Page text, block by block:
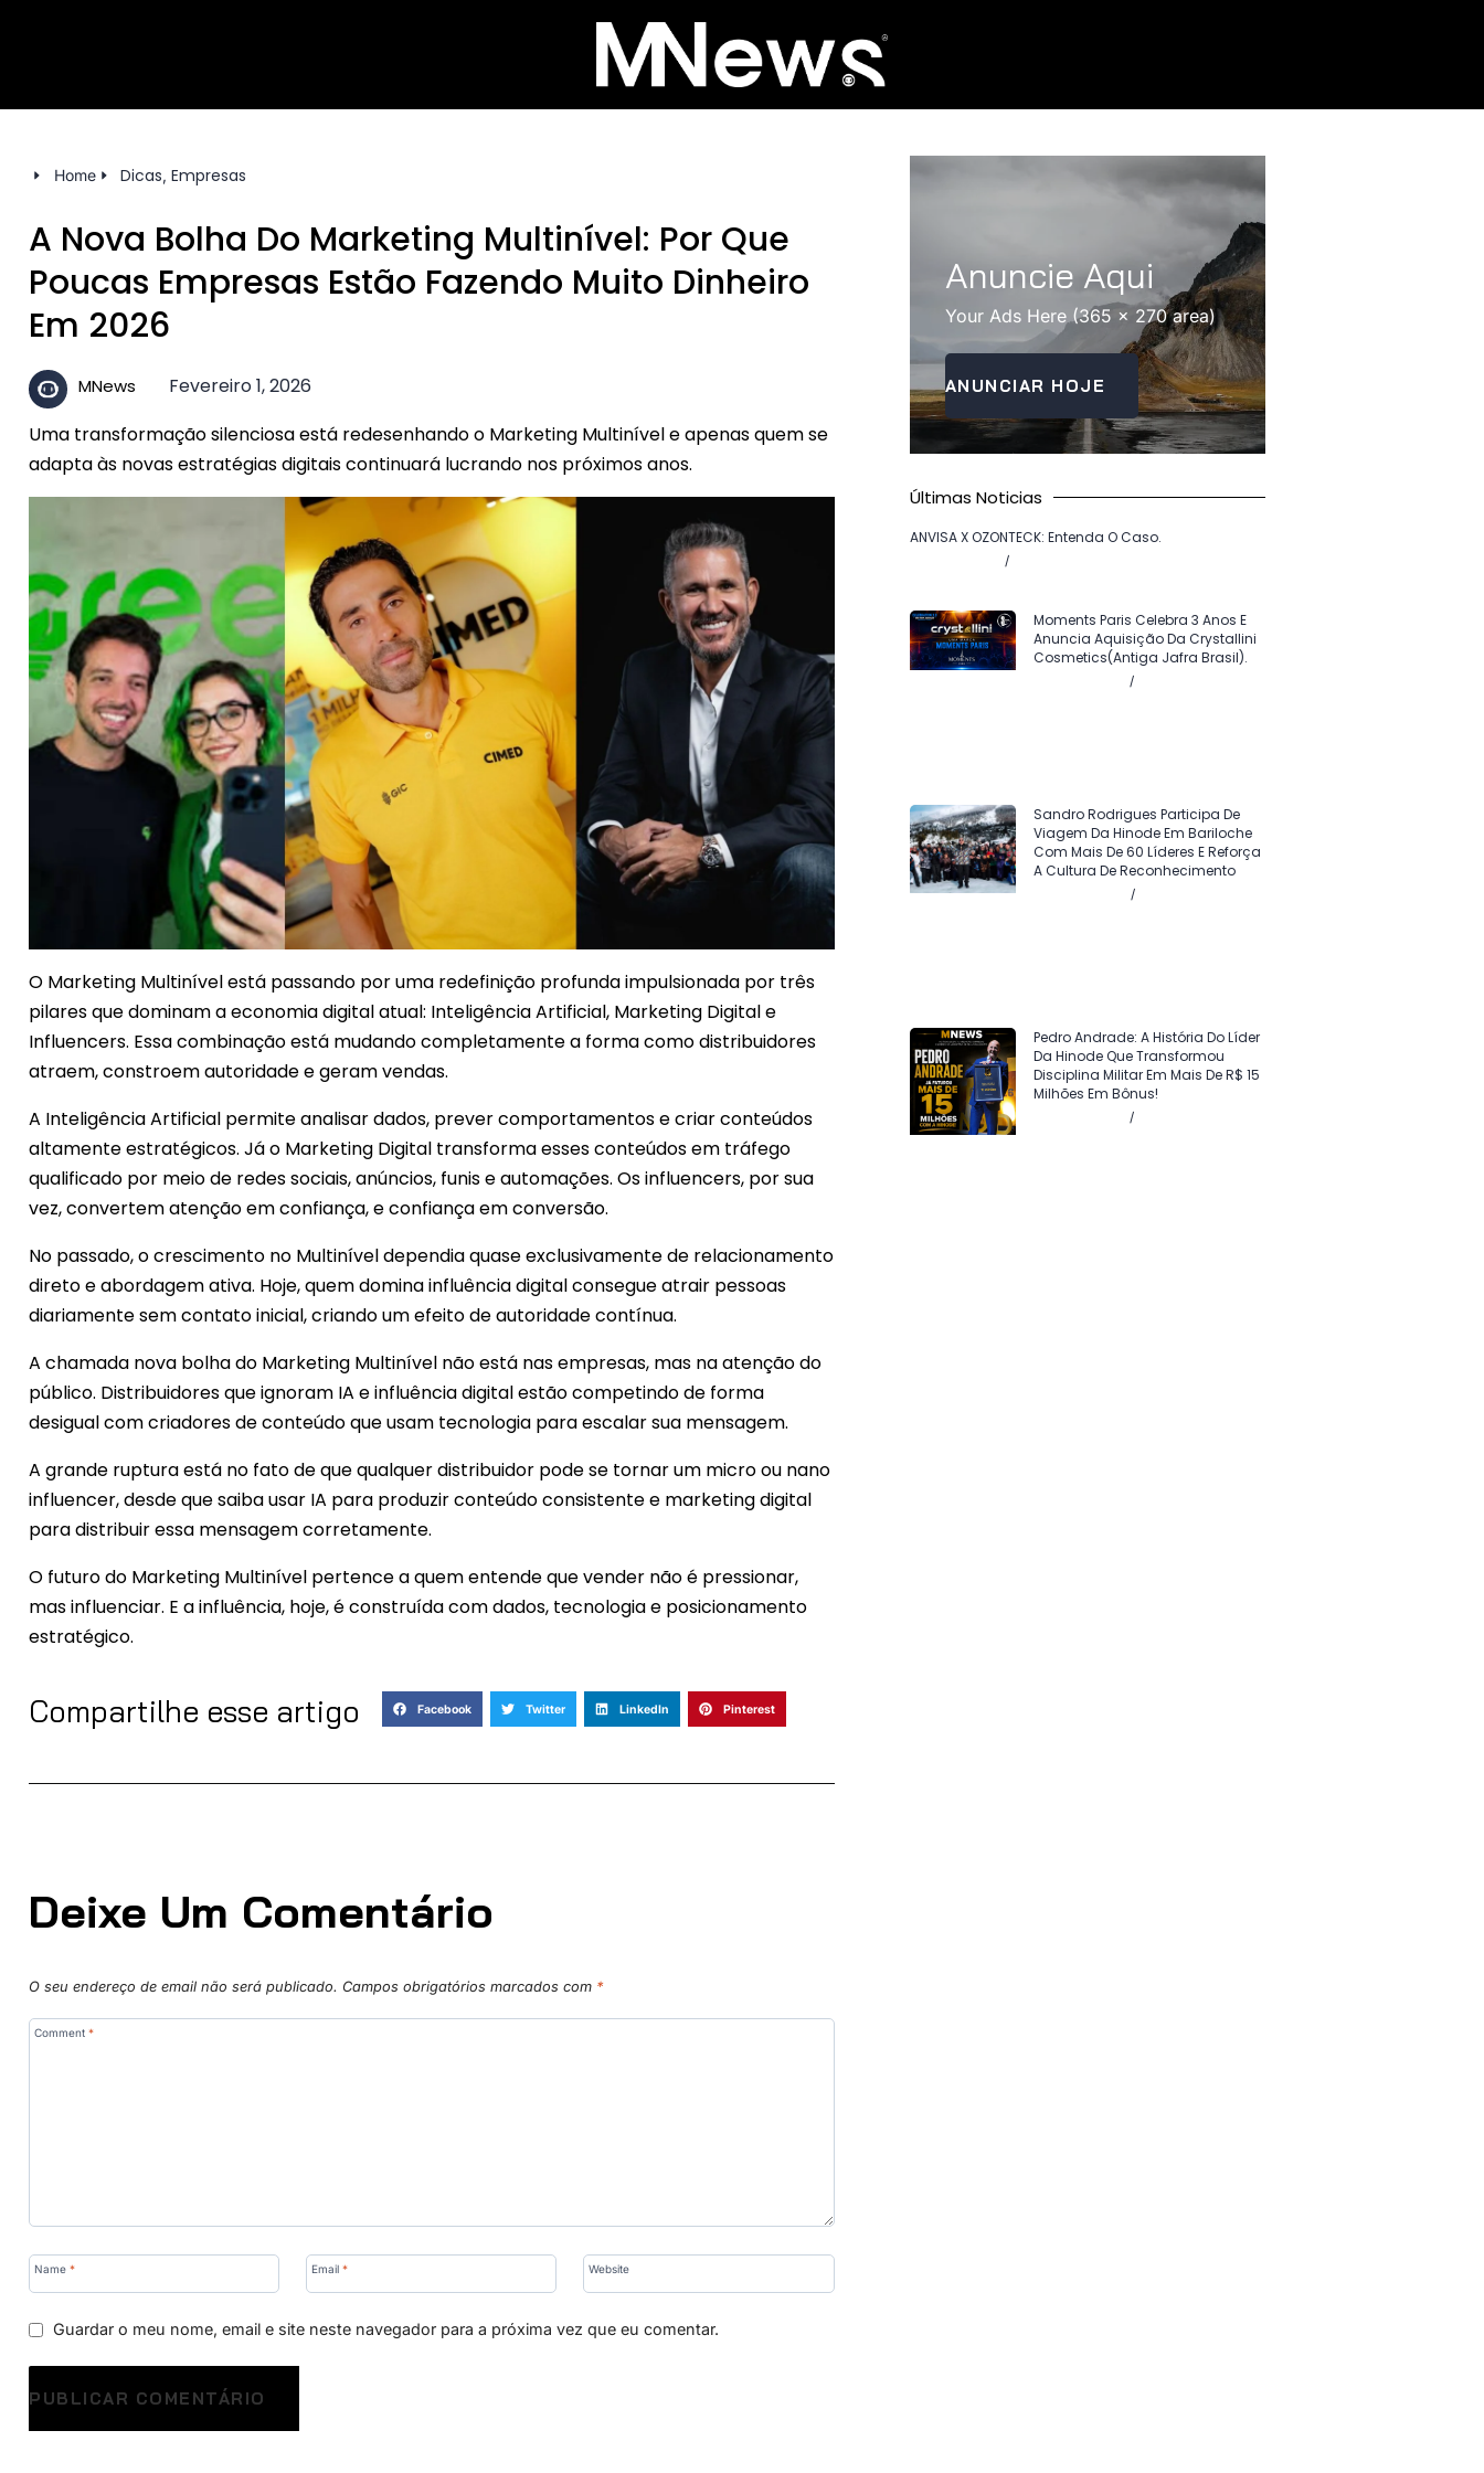
Home Dicas, Empresas
A Nova Bolha Do Marketing Multinível: Por Que
Poucas Empresas Estão Fazendo Muito Dinheiro
Em 2026
MNews
Fevereiro 1, 2026
Uma transformação silenciosa está redesenhando o Marketing Multinível e apenas quem se
adapta às novas estratégias digitais continuará lucrando nos próximos anos.
O Marketing Multinível está passando por uma redefinição profunda impulsionada por três
pilares que dominam a economia digital atual: Inteligência Artificial, Marketing Digital e
Influencers. Essa combinação está mudando completamente a forma como distribuidores
atraem, constroem autoridade e geram vendas.
A Inteligência Artificial permite analisar dados, prever comportamentos e criar conteúdos
altamente estratégicos. Já o Marketing Digital transforma esses conteúdos em tráfego
qualificado por meio de redes sociais, anúncios, funis e automações. Os influencers, por sua
vez, convertem atenção em confiança, e confiança em conversão.
No passado, o crescimento no Multinível dependia quase exclusivamente de relacionamento
direto e abordagem ativa. Hoje, quem domina influência digital consegue atrair pessoas
diariamente sem contato inicial, criando um efeito de autoridade contínua.
A chamada nova bolha do Marketing Multinível não está nas empresas, mas na atenção do
público. Distribuidores que ignoram IA e influência digital estão competindo de forma
desigual com criadores de conteúdo que usam tecnologia para escalar sua mensagem.
A grande ruptura está no fato de que qualquer distribuidor pode se tornar um micro ou nano
influencer, desde que saiba usar IA para produzir conteúdo consistente e marketing digital
para distribuir essa mensagem corretamente.
O futuro do Marketing Multinível pertence a quem entende que vender não é pressionar,
mas influenciar. E a influência, hoje, é construída com dados, tecnologia e posicionamento
estratégico.
Compartilhe esse artigo Facebook Twitter LinkedIn Pinterest
Deixe Um Comentário
O seu endereço de email não será publicado. Campos obrigatórios marcados com *
Comment *
Name * Email* Website
Guardar o meu nome, email e site neste navegador para a próxima vez que eu comentar.
Anuncie Aqui
Your Ads Here (365 x 270 area)
ANUNCIAR HOJE
Últimas Noticias
ANVISA X OZONTECK: Entenda O Caso.
Sem comentários
Moments Paris Celebra 3 Anos E
Anuncia Aquisição Da Crystallini
Cosmetics(antiga Jafra Brasil).
Sandro Rodrigues Participa De
Viagem Da Hinode Em Bariloche
Com Mais De 60 Líderes E Reforça
A Cultura De Reconhecimento
Pedro Andrade: A História Do Líder
Da Hinode Que Transformou
Disciplina Militar Em Mais De R$ 15
Milhões Em Bônus!